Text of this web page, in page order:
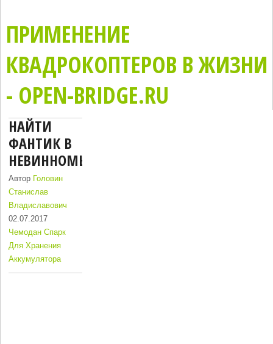
ПРИМЕНЕНИЕ
КВАДРОКОПТЕРОВ В ЖИЗНИ
- OPEN-BRIDGE.RU
НАЙТИ
ФАНТИК В
НЕВИННОМЫССК
Автор Головин
Станислав
Владиславович
02.07.2017
Чемодан Спарк
Для Хранения
Аккумулятора